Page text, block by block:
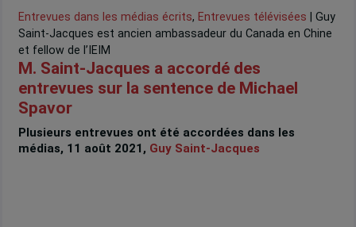
Entrevues dans les médias écrits, Entrevues télévisées | Guy
Saint-Jacques est ancien ambassadeur du Canada en Chine
et fellow de l’IEIM
M. Saint-Jacques a accordé des
entrevues sur la sentence de Michael
Spavor
Plusieurs entrevues ont été accordées dans les
médias, 11 août 2021, Guy Saint-Jacques